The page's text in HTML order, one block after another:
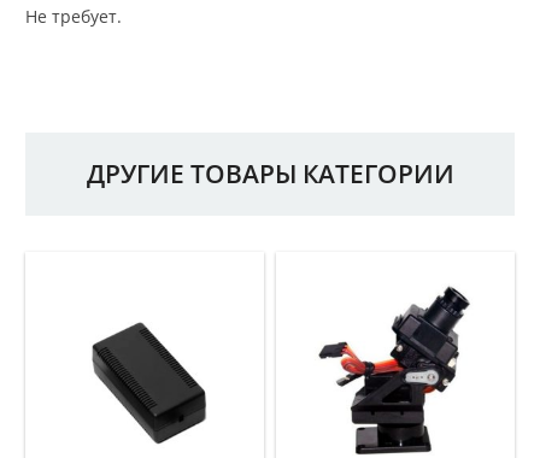
Не требует.
ДРУГИЕ ТОВАРЫ КАТЕГОРИИ